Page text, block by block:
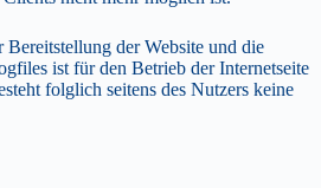
der Website und die
ist für den Betrieb der Internetseite
folglich seitens des Nutzers keine